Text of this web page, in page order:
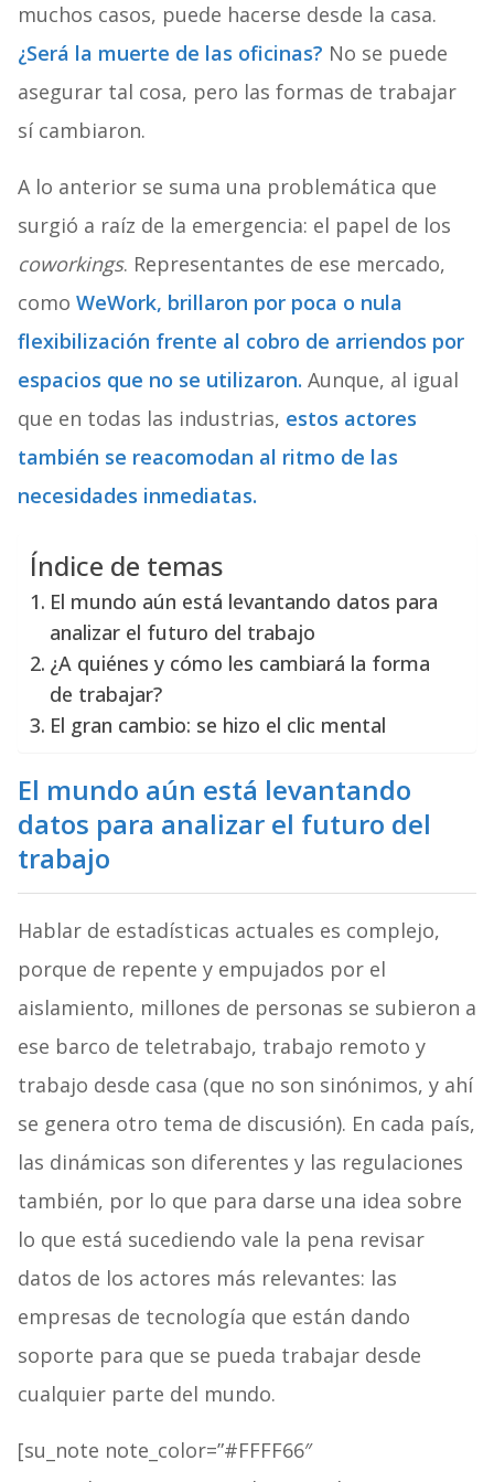
muchos casos, puede hacerse desde la casa.
¿Será la muerte de las oficinas? No se puede
asegurar tal cosa, pero las formas de trabajar
sí cambiaron.
A lo anterior se suma una problemática que
surgió a raíz de la emergencia: el papel de los
coworkings. Representantes de ese mercado,
como WeWork, brillaron por poca o nula
flexibilización frente al cobro de arriendos por
espacios que no se utilizaron. Aunque, al igual
que en todas las industrias, estos actores
también se reacomodan al ritmo de las
necesidades inmediatas.
Índice de temas
El mundo aún está levantando datos para
analizar el futuro del trabajo
¿A quiénes y cómo les cambiará la forma
de trabajar?
El gran cambio: se hizo el clic mental
El mundo aún está levantando
datos para analizar el futuro del
trabajo
Hablar de estadísticas actuales es complejo,
porque de repente y empujados por el
aislamiento, millones de personas se subieron a
ese barco de teletrabajo, trabajo remoto y
trabajo desde casa (que no son sinónimos, y ahí
se genera otro tema de discusión). En cada país,
las dinámicas son diferentes y las regulaciones
también, por lo que para darse una idea sobre
lo que está sucediendo vale la pena revisar
datos de los actores más relevantes: las
empresas de tecnología que están dando
soporte para que se pueda trabajar desde
cualquier parte del mundo.
[su_note note_color=”#FFFF66″